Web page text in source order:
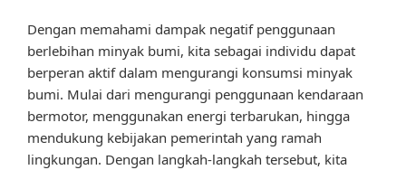
Dengan memahami dampak negatif penggunaan
berlebihan minyak bumi, kita sebagai individu dapat
berperan aktif dalam mengurangi konsumsi minyak
bumi. Mulai dari mengurangi penggunaan kendaraan
bermotor, menggunakan energi terbarukan, hingga
mendukung kebijakan pemerintah yang ramah
lingkungan. Dengan langkah-langkah tersebut, kita